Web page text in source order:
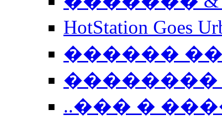
HotStation
������
��������
..��� �